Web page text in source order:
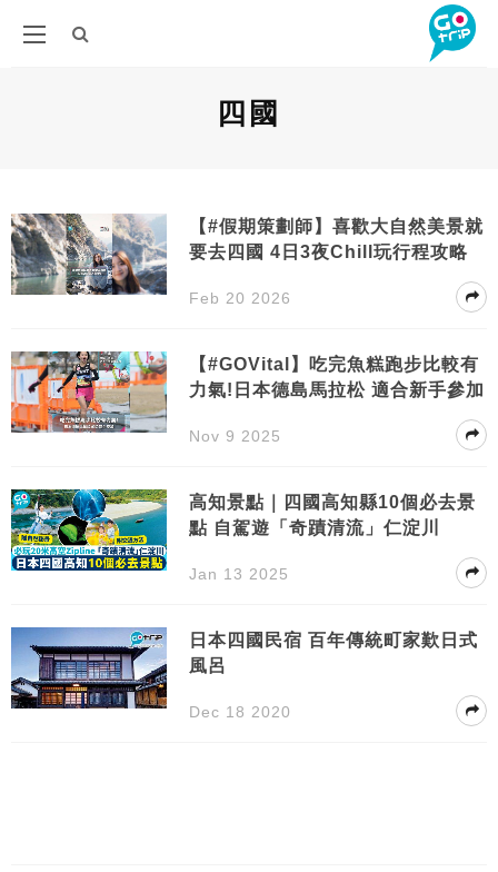
四國
【#假期策劃師】喜歡大自然美景就
要去四國 4日3夜Chill玩行程攻略
Feb 20 2026
【#GOVital】吃完魚糕跑步比較有
力氣!日本德島馬拉松 適合新手參加
Nov 9 2025
高知景點｜四國高知縣10個必去景
點 自駕遊「奇蹟清流」仁淀川
Jan 13 2025
日本四國民宿 百年傳統町家歎日式
風呂
Dec 18 2020